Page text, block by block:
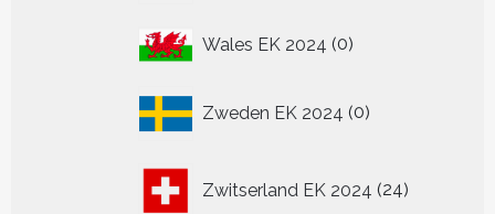
Wales EK 2024 00
Zweden EK 2024 0
producten
Zwitserland EK 2024 24
producten